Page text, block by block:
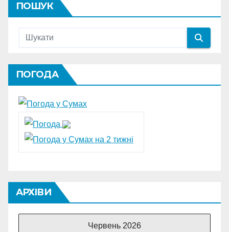
ПОШУК
ПОГОДА
АРХІВИ
Червень 2026